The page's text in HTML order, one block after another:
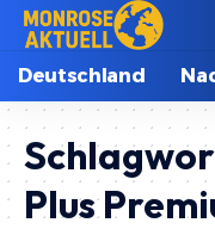
Deutschland
Plus